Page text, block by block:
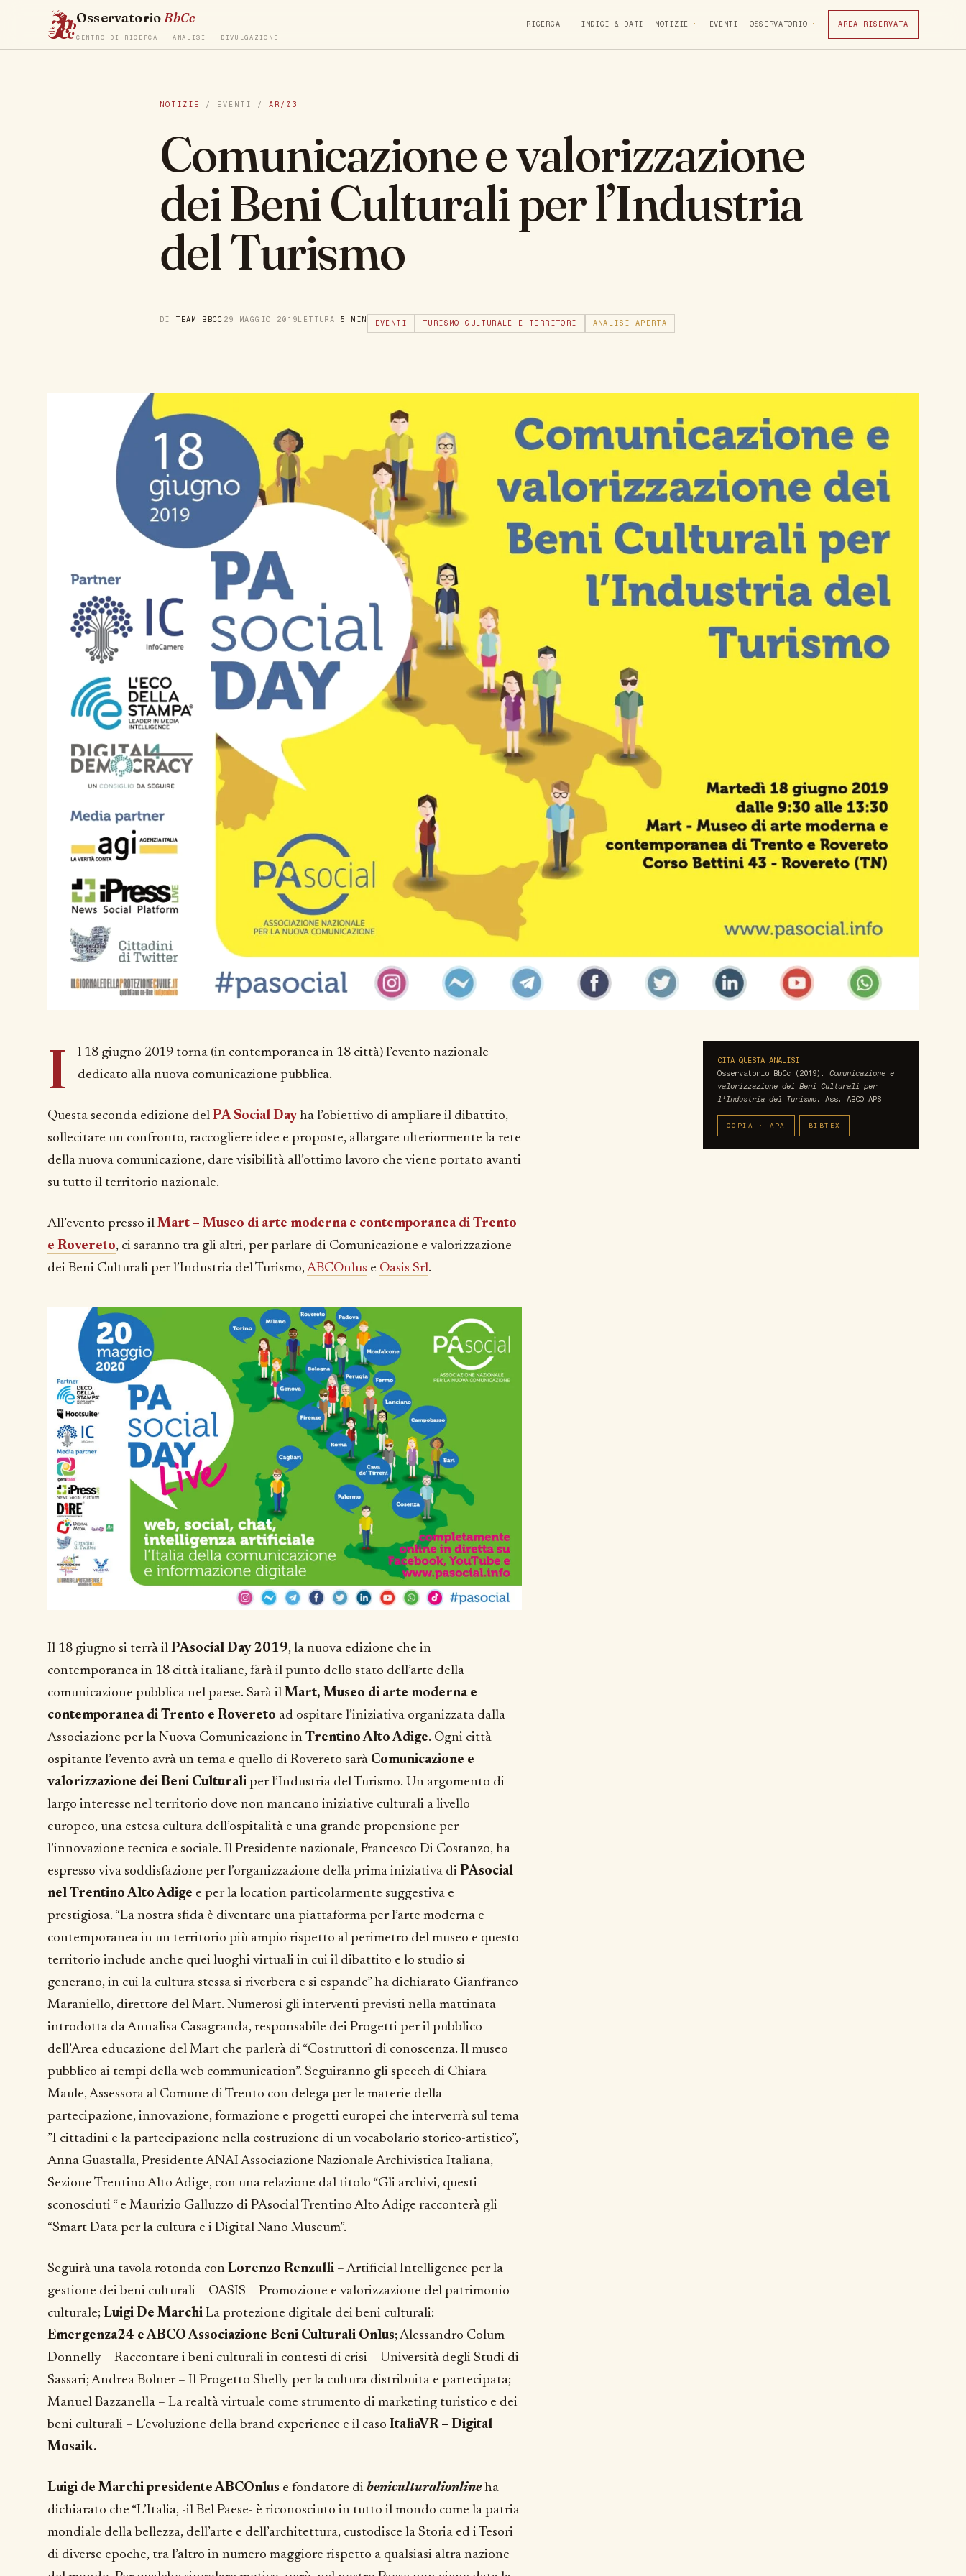
Osservatorio BbCc
CENTRO DI RICERCA · ANALISI · DIVULGAZIONE
RICERCA INDICI & DATI NOTIZIE EVENTI OSSERVATORIO AREA RISERVATA
NOTIZIE / EVENTI / AR/03
Comunicazione e valorizzazione
dei Beni Culturali per l’Industria
del Turismo
DI TEAM BBCC 29 MAGGIO 2019LETTURA 5 MIN EVENTI TURISMO CULTURALE E TERRITORI ANALISI APERTA
I
l 18 giugno 2019 torna (in contemporanea in 18 città) l’evento nazionale
dedicato alla nuova comunicazione pubblica.
Questa seconda edizione del PA Social Dayha l’obiettivo di ampliare il dibattito,
sollecitare un confronto, raccogliere idee e proposte, allargare ulteriormente la rete
della nuova comunicazione, dare visibilità all’ottimo lavoro che viene portato avanti
su tutto il territorio nazionale.
All’evento presso il Mart – Museo di arte moderna e contemporanea di Trento
e Rovereto, ci saranno tra gli altri, per parlare di Comunicazione e valorizzazione
dei Beni Culturali per l’Industria del Turismo,ABCOnlus e Oasis Srl.
Il 18 giugno si terrà il PAsocial Day 2019, la nuova edizione che in
contemporanea in 18 città italiane, farà il punto dello stato dell’arte della
comunicazione pubblica nel paese. Sarà il Mart, Museo di arte moderna e
contemporanea di Trento e Rovereto ad ospitare l’iniziativa organizzata dalla
Associazione per la Nuova Comunicazione in Trentino Alto Adige. Ogni città
ospitante l’evento avrà un tema e quello di Rovereto sarà Comunicazione e
valorizzazione dei Beni Culturali per l’Industria del Turismo. Un argomento di
largo interesse nel territorio dove non mancano iniziative culturali a livello
europeo, una estesa cultura dell’ospitalità e una grande propensione per
l’innovazione tecnica e sociale. Il Presidente nazionale, Francesco Di Costanzo, ha
espresso viva soddisfazione per l’organizzazione della prima iniziativa di PAsocial
nel Trentino Alto Adige e per la location particolarmente suggestiva e
prestigiosa. “La nostra sfida è diventare una piattaforma per l’arte moderna e
contemporanea in un territorio più ampio rispetto al perimetro del museo e questo
territorio include anche quei luoghi virtuali in cui il dibattito e lo studio si
generano, in cui la cultura stessa si riverbera e si espande” ha dichiarato Gianfranco
Maraniello, direttore del Mart. Numerosi gli interventi previsti nella mattinata
introdotta da Annalisa Casagranda, responsabile dei Progetti per il pubblico
dell’Area educazione del Mart che parlerà di “Costruttori di conoscenza. Il museo
pubblico ai tempi della web communication”. Seguiranno gli speech di Chiara
Maule, Assessora al Comune di Trento con delega per le materie della
partecipazione, innovazione, formazione e progetti europei che interverrà sul tema
”I cittadini e la partecipazione nella costruzione di un vocabolario storico-artistico”,
Anna Guastalla, Presidente ANAI Associazione Nazionale Archivistica Italiana,
Sezione Trentino Alto Adige, con una relazione dal titolo “Gli archivi, questi
sconosciuti “ e Maurizio Galluzzo di PAsocial Trentino Alto Adige racconterà gli
“Smart Data per la cultura e i Digital Nano Museum”.
Seguirà una tavola rotonda con Lorenzo Renzulli – Artificial Intelligence per la
gestione dei beni culturali – OASIS – Promozione e valorizzazione del patrimonio
culturale; Luigi De Marchi La protezione digitale dei beni culturali:
Emergenza24 e ABCO Associazione Beni Culturali Onlus; Alessandro Colum
Donnelly – Raccontare i beni culturali in contesti di crisi – Università degli Studi di
Sassari; Andrea Bolner – Il Progetto Shelly per la cultura distribuita e partecipata;
Manuel Bazzanella – La realtà virtuale come strumento di marketing turistico e dei
beni culturali – L’evoluzione della brand experience e il caso ItaliaVR – Digital
Mosaik.
Luigi de Marchi presidente ABCOnlus e fondatore di beniculturalionline ha
dichiarato che “L’Italia, -il Bel Paese- è riconosciuto in tutto il mondo come la patria
mondiale della bellezza, dell’arte e dell’architettura, custodisce la Storia ed i Tesori
di diverse epoche, tra l’altro in numero maggiore rispetto a qualsiasi altra nazione
CITA QUESTA ANALISI
Osservatorio BbCc (2019). Comunicazione e
valorizzazione dei Beni Culturali per
l’Industria del Turismo.
Ass. ABCO APS.
COPIA · APA BIBTEX